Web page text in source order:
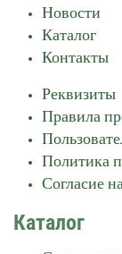
Новости
Каталог
Контакты
Реквизиты
Правила
Политика
Согласие
Каталог